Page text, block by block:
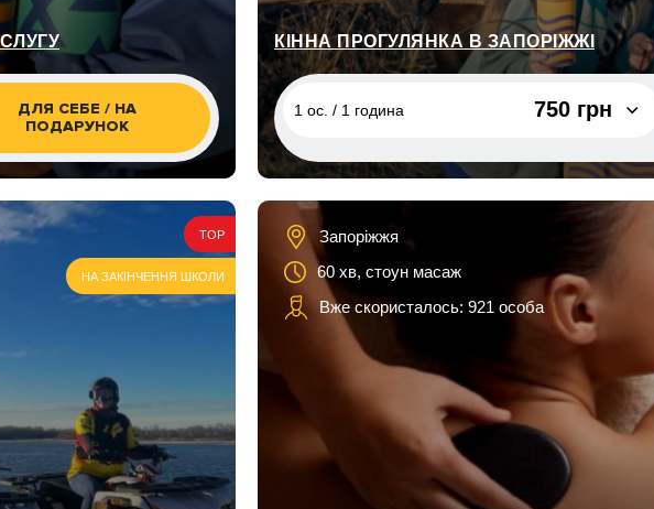
ДЛЯ СЕБЕ / НА
ПОДАРУНОК
КІННА ПРОГУЛЯНКА В ЗАПОРІЖЖІ
1 ос. / 1 година 750 грн
1 ос. / 1 година 750 грн
1 ос. / 1 година, Хортиця
1 ос. / 1,5 години, Хортиця з виходом
до води
1 050 грн
1 ос. / 2 години, Хортиця по скелях з
виходом до води
1 350 грн
2 ос. / 1 година, Хортиця
2 ос. / 1,5 години, Хортиця з виходом
2 100 грн
2 ос. / 2 години, Хортиця по скелях з
виходом до води
TOP
НА ЗАКІНЧЕННЯ ШКОЛИ
Запоріжжя
60 хв, стоун масаж
Вже скористалось: 921 особа